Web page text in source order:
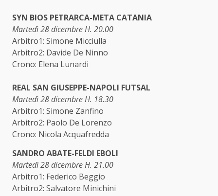
SYN BIOS PETRARCA-META CATANIA
Martedì 28 dicembre H. 20.00
Arbitro1: Simone Micciulla
Arbitro2: Davide De Ninno
Crono: Elena Lunardi
REAL SAN GIUSEPPE-NAPOLI FUTSAL
Martedì 28 dicembre H. 18.30
Arbitro1: Simone Zanfino
Arbitro2: Paolo De Lorenzo
Crono: Nicola Acquafredda
SANDRO ABATE-FELDI EBOLI
Martedì 28 dicembre H. 21.00
Arbitro1: Federico Beggio
Arbitro2: Salvatore Minichini